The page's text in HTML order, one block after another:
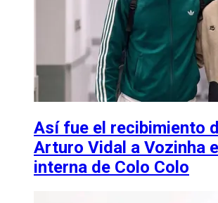
Así fue el recibimiento
Arturo Vidal a Vozinha
interna de Colo Colo